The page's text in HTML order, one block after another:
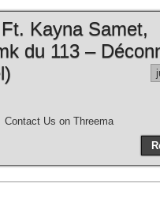
Kayna Samet,
du 113 –
Contact Us on Threema